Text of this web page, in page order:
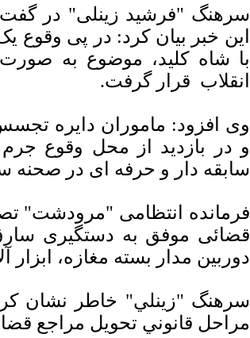
سرهنگ "فرشید زینلی" در
این خبر بيان كرد: در پی
انقلاب قرار گرفت.
و در بازدید از محل وقوع
سابقه دار و حرفه ای در صحنه
فرمانده انتظامی "مرودشت"
قضائی موفق به دستگیری
دوربین مدار بسته مغازه، ابزار
سرهنگ "زينلي" خاطر نشان
مراحل قانوني تحويل مراجع